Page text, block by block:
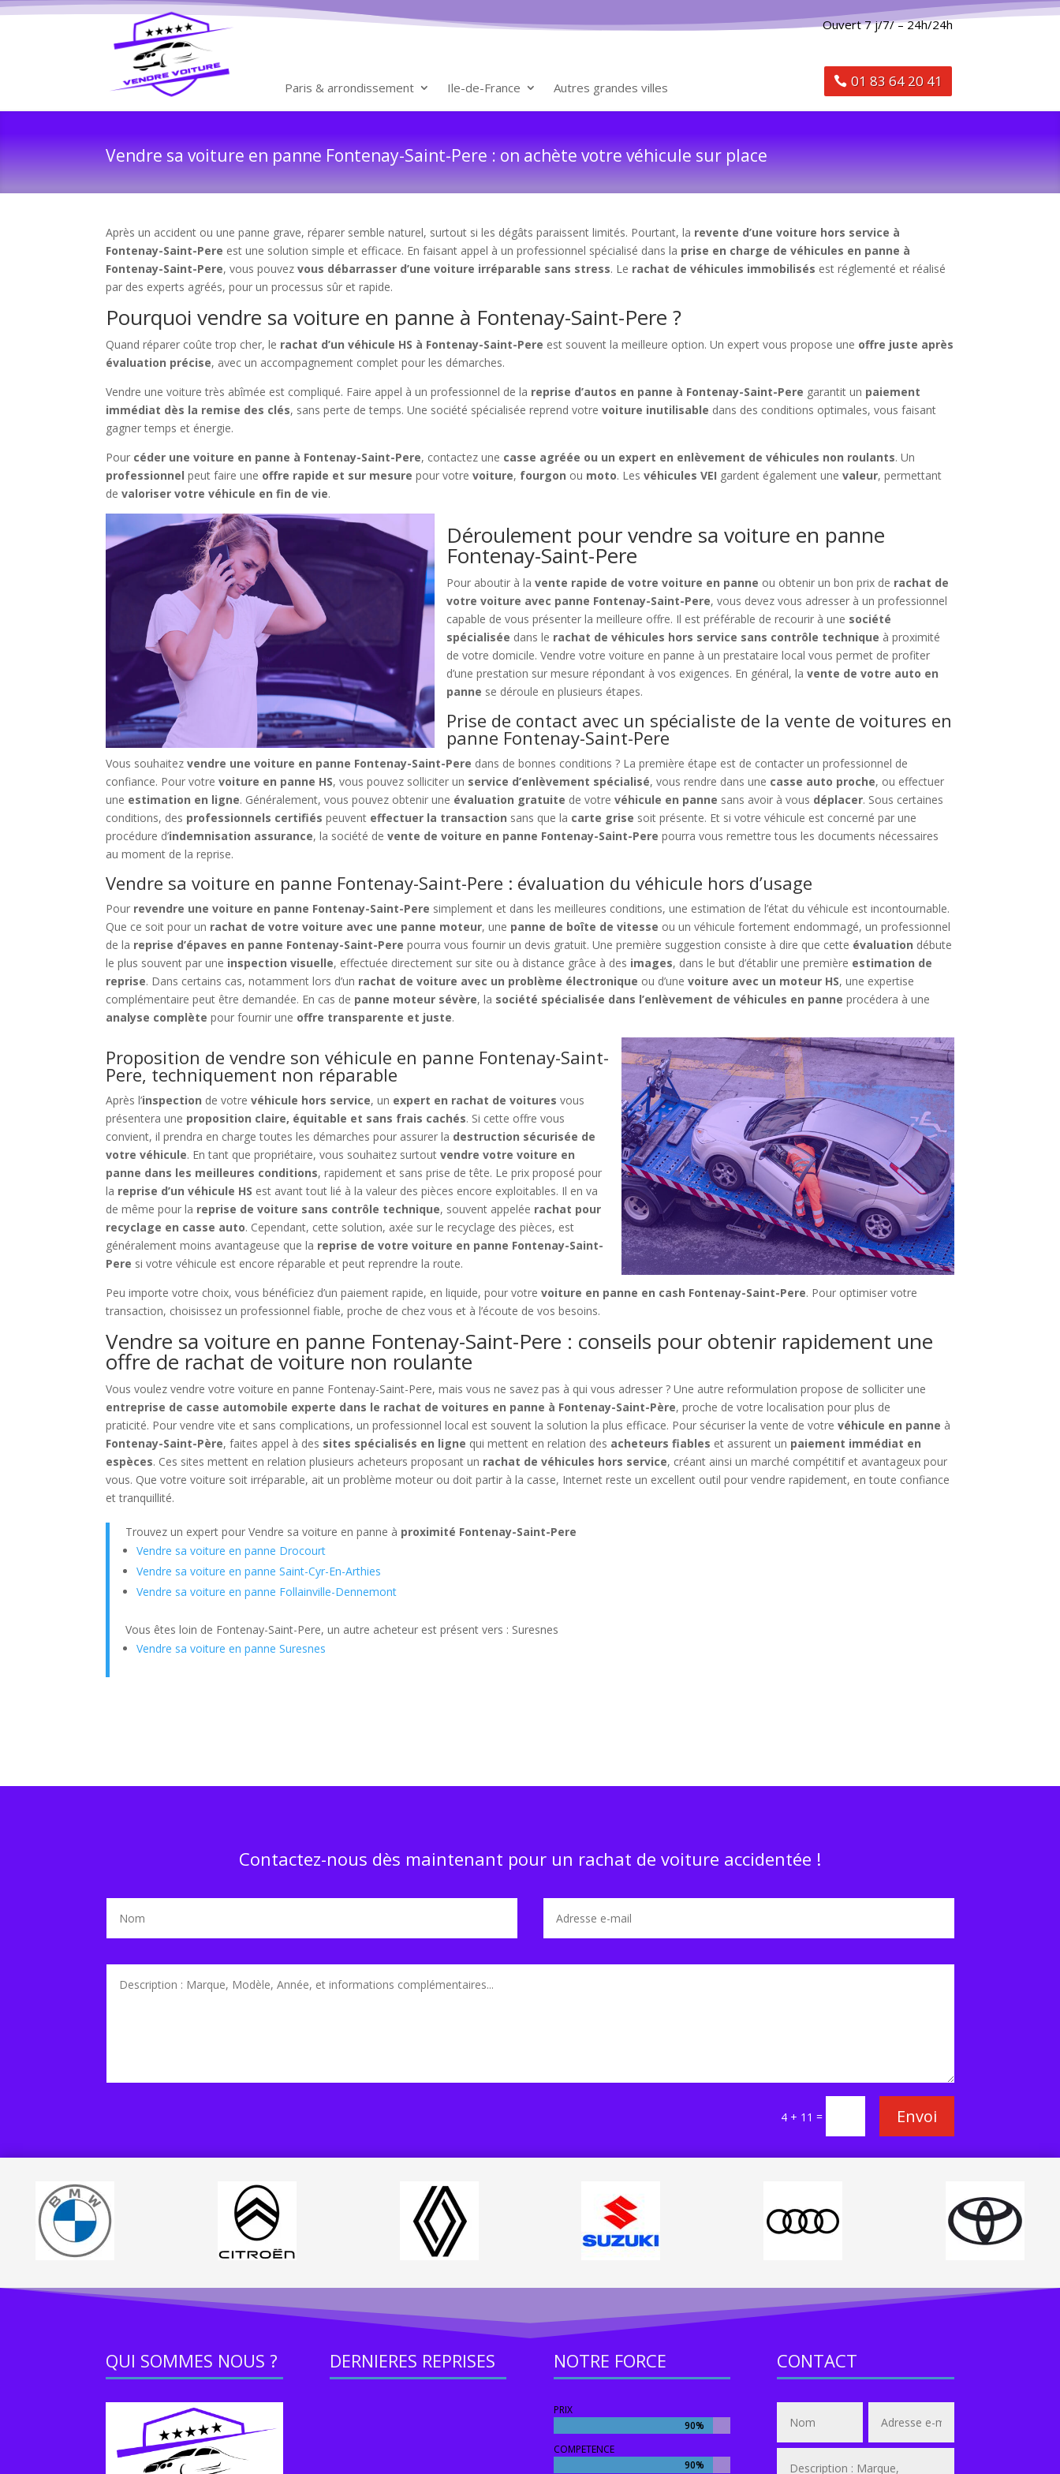
Paris & arrondissement Ile-de-France Autres grandes villes
Ouvert 7 j/7/ – 24h/24h
01 83 64 20 41
Vendre sa voiture en panne Fontenay-Saint-Pere : on achète votre véhicule sur place
Après un accident ou une panne grave, réparer semble naturel, surtout si les dégâts paraissent limités. Pourtant, la revente d’une voiture hors service à
Fontenay-Saint-Pere est une solution simple et efficace. En faisant appel à un professionnel spécialisé dans la prise en charge de véhicules en panne à
Fontenay-Saint-Pere, vous pouvezvous débarrasser d’une voiture irréparable sans stress. Le rachat de véhicules immobilisés est réglementé et réalisé
par des experts agréés, pour un processus sûr et rapide.
Pourquoi vendre sa voiture en panne à Fontenay-Saint-Pere ?
Quand réparer coûte trop cher, le rachat d’un véhicule HS à Fontenay-Saint-Pere est souvent la meilleure option. Un expert vous propose une offre juste après
évaluation précise, avec un accompagnement complet pour les démarches.
Vendre une voiture très abîmée est compliqué. Faire appel à un professionnel de la reprise d’autos en panne à Fontenay-Saint-Pere garantit un paiement
immédiat dès la remise des clés, sans perte de temps. Une société spécialisée reprend votrevoiture inutilisable dans des conditions optimales, vous faisant
gagner temps et énergie.
Pour céder une voiture en panne à Fontenay-Saint-Pere, contactez une casse agréée ou un expert en enlèvement de véhicules non roulants. Un
professionnel peut faire une offre rapide et sur mesure pour votrevoiture, fourgon ou moto. Lesvéhicules VEI gardent également unevaleur, permettant
devaloriser votre véhicule en fin de vie.
Déroulement pour vendre sa voiture en panne
Fontenay-Saint-Pere
Pour aboutir à lavente rapide de votre voiture en panne ou obtenir un bon prix de rachat de
votre voiture avec panne Fontenay-Saint-Pere, vous devez vous adresser à un professionnel
capable de vous présenter la meilleure offre. Il est préférable de recourir à une société
spécialisée dans le rachat de véhicules hors service sans contrôle technique à proximité
de votre domicile. Vendre votre voiture en panne à un prestataire local vous permet de profiter
d’une prestation sur mesure répondant à vos exigences. En général, lavente de votre auto en
panne se déroule en plusieurs étapes.
Prise de contact avec un spécialiste de la vente de voitures en
panne Fontenay-Saint-Pere
Vous souhaitezvendre une voiture en panne Fontenay-Saint-Pere dans de bonnes conditions ? La première étape est de contacter un professionnel de
confiance. Pour votrevoiture en panne HS, vous pouvez solliciter un service d’enlèvement spécialisé, vous rendre dans une casse auto proche, ou effectuer
une estimation en ligne. Généralement, vous pouvez obtenir une évaluation gratuite de votrevéhicule en panne sans avoir à vous déplacer. Sous certaines
conditions, des professionnels certifiés peuvent effectuer la transaction sans que la carte grise soit présente. Et si votre véhicule est concerné par une
procédure d’indemnisation assurance, la société devente de voiture en panne Fontenay-Saint-Pere pourra vous remettre tous les documents nécessaires
au moment de la reprise.
Vendre sa voiture en panne Fontenay-Saint-Pere : évaluation du véhicule hors d’usage
Pour revendre une voiture en panne Fontenay-Saint-Pere simplement et dans les meilleures conditions, une estimation de l’état du véhicule est incontournable.
Que ce soit pour un rachat de votre voiture avec une panne moteur, une panne de boîte de vitesse ou un véhicule fortement endommagé, un professionnel
de la reprise d’épaves en panne Fontenay-Saint-Pere pourra vous fournir un devis gratuit. Une première suggestion consiste à dire que cette évaluation débute
le plus souvent par une inspection visuelle, effectuée directement sur site ou à distance grâce à des images, dans le but d’établir une première estimation de
reprise. Dans certains cas, notamment lors d’un rachat de voiture avec un problème électronique ou d’unevoiture avec un moteur HS, une expertise
complémentaire peut être demandée. En cas de panne moteur sévère, la société spécialisée dans l’enlèvement de véhicules en panne procédera à une
analyse complète pour fournir une offre transparente et juste.
Proposition de vendre son véhicule en panne Fontenay-Saint-
Pere, techniquement non réparable
Après l’inspection de votrevéhicule hors service, un expert en rachat de voitures vous
présentera une proposition claire, équitable et sans frais cachés. Si cette offre vous
convient, il prendra en charge toutes les démarches pour assurer la destruction sécurisée de
votre véhicule. En tant que propriétaire, vous souhaitez surtoutvendre votre voiture en
panne dans les meilleures conditions, rapidement et sans prise de tête. Le prix proposé pour
la reprise d’un véhicule HS est avant tout lié à la valeur des pièces encore exploitables. Il en va
de même pour la reprise de voiture sans contrôle technique, souvent appelée rachat pour
recyclage en casse auto. Cependant, cette solution, axée sur le recyclage des pièces, est
généralement moins avantageuse que la reprise de votre voiture en panne Fontenay-Saint-
Pere si votre véhicule est encore réparable et peut reprendre la route.
Peu importe votre choix, vous bénéficiez d’un paiement rapide, en liquide, pour votrevoiture en panne en cash Fontenay-Saint-Pere. Pour optimiser votre
transaction, choisissez un professionnel fiable, proche de chez vous et à l’écoute de vos besoins.
Vendre sa voiture en panne Fontenay-Saint-Pere : conseils pour obtenir rapidement une
offre de rachat de voiture non roulante
Vous voulez vendre votre voiture en panne Fontenay-Saint-Pere, mais vous ne savez pas à qui vous adresser ? Une autre reformulation propose de solliciter une
entreprise de casse automobile experte dans le rachat de voitures en panne à Fontenay-Saint-Père, proche de votre localisation pour plus de
praticité. Pour vendre vite et sans complications, un professionnel local est souvent la solution la plus efficace. Pour sécuriser la vente de votrevéhicule en panne à
Fontenay-Saint-Père, faites appel à des sites spécialisés en ligne qui mettent en relation des acheteurs fiables et assurent un paiement immédiat en
espèces. Ces sites mettent en relation plusieurs acheteurs proposant un rachat de véhicules hors service, créant ainsi un marché compétitif et avantageux pour
vous. Que votre voiture soit irréparable, ait un problème moteur ou doit partir à la casse, Internet reste un excellent outil pour vendre rapidement, en toute confiance
et tranquillité.
Trouvez un expert pour Vendre sa voiture en panne à proximité Fontenay-Saint-Pere
Vendre sa voiture en panne Drocourt
Vendre sa voiture en panne Saint-Cyr-En-Arthies
Vendre sa voiture en panne Follainville-Dennemont
Vous êtes loin de Fontenay-Saint-Pere, un autre acheteur est présent vers : Suresnes
Vendre sa voiture en panne Suresnes
Contactez-nous dès maintenant pour un rachat de voiture accidentée !
4 + 11 = Envoi
QUI SOMMES NOUS ? DERNIERES REPRISES NOTRE FORCE
PRIX
90%
90%
COMPETENCE
90%
90%
CONTACT